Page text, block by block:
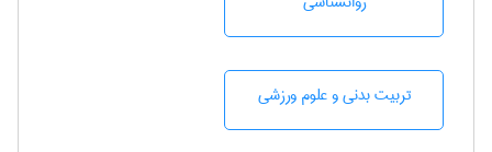
تربيت بدنی و علوم ورزشی